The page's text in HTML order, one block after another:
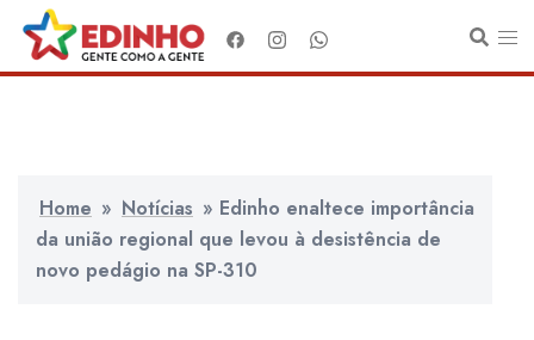
para
o
Home » Notícias » Edinho enaltece importância
da união regional que levou à desistência de
novo pedágio na SP-310